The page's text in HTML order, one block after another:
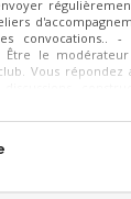
convocations..
Être le
Vous répondez
- Suivi et Qualité :
du club, analyser